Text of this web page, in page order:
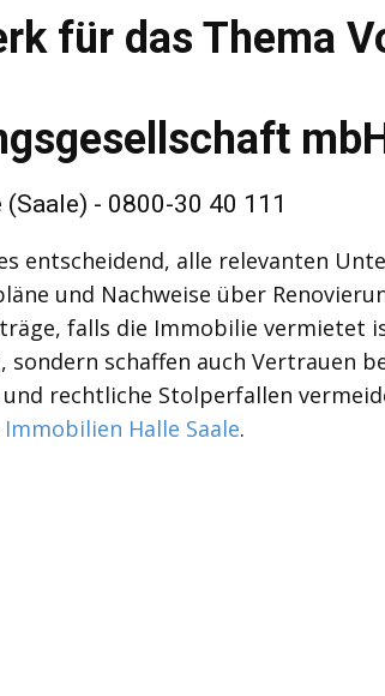
für das Thema
- 0800-30 40 111
entscheidend, alle relevanten
und Nachweise über
falls die Immobilie vermietet
schaffen auch Vertrauen
rechtliche Stolperfallen
Immobilien Halle Saale.